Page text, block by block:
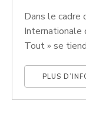
Dans le cadre
Internationale
Tout » se
PLUS